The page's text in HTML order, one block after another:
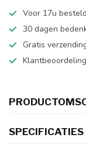
Voor 17u
30 dagen
Gratis
SPECIFICATIES